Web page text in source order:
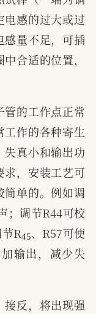
电感的过大或过
感量不足，可插
合适的位置，
管的工作点正常
作的各种寄生
真小和输出功
求，安装工艺可
简单的。例如调
；调节R44可校
R45、R57可使
输出，减少失
接反，将出现强